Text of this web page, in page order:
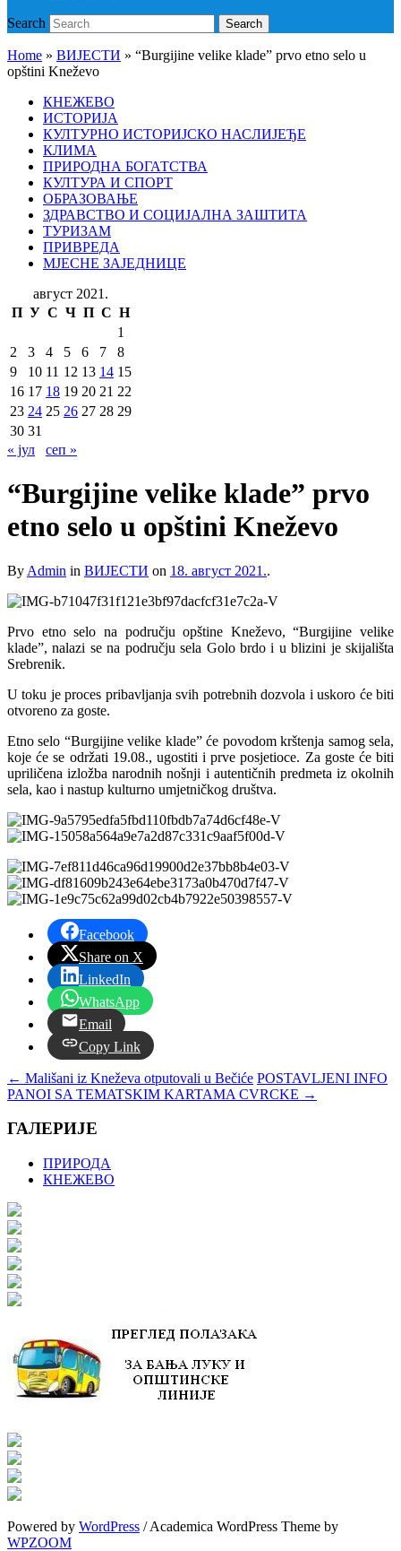
Search Search
Home » ВИЈЕСТИ » “Burgijine velike klade” prvo etno selo u
opštini Kneževo
КНЕЖЕВО
ИСТОРИЈА
КУЛТУРНО ИСТОРИЈСКО НАСЛИЈЕЂЕ
КЛИМА
ПРИРОДНА БОГАТСТВА
КУЛТУРА И СПОРТ
ОБРАЗОВАЊЕ
ЗДРАВСТВО И СОЦИЈАЛНА ЗАШТИТА
ТУРИЗАМ
ПРИВРЕДА
МЈЕСНЕ ЗАЈЕДНИЦЕ
август 2021.
П У С Ч П С Н
1
2
3 4 5 6 7
8
9
10 11 12 13 14 15
16 17 18 19 20 21 22
23 24 25 26 27 28 29
30 31
« јул
сеп »
“Burgijine velike klade” prvo
etno selo u opštini Kneževo
By Admin in ВИЈЕСТИ on 18. август 2021..
Prvo etno selo na području opštine Kneževo, “Burgijine velike
klade”, nalazi se na području sela Golo brdo i u blizini je skijališta
Srebrenik.
U toku je proces pribavljanja svih potrebnih dozvola i uskoro će biti
otvoreno za goste.
Etno selo “Burgijine velike klade” će povodom krštenja samog sela,
koje će se održati 19.08., ugostiti i prve posjetioce. Za goste će biti
upriličena izložba narodnih nošnji i autentičnih predmeta iz okolnih
sela, kao i nastup kulturno umjetničkog društva.
Facebook
Share on X
LinkedIn
WhatsApp
Email
Copy Link
← Mališani iz Kneževa otputovali u Bečiće POSTAVLJENI INFO
PANOI SA TEMATSKIM KARTAMA CVRCKE →
ГАЛЕРИЈЕ
ПРИРОДА
КНЕЖЕВО
Powered by WordPress / Academica WordPress Theme by
WPZOOM